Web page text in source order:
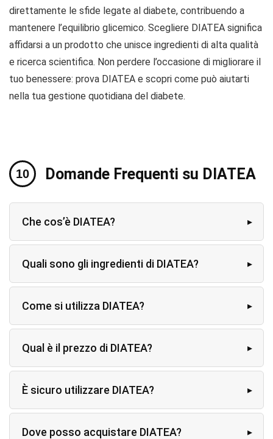
direttamente le sfide legate al diabete, contribuendo a
mantenere l’equilibrio glicemico. Scegliere DIATEA significa
affidarsi a un prodotto che unisce ingredienti di alta qualità
e ricerca scientifica. Non perdere l’occasione di migliorare il
tuo benessere: prova DIATEA e scopri come può aiutarti
nella tua gestione quotidiana del diabete.
Domande Frequenti su DIATEA
Che cos’è DIATEA?
Quali sono gli ingredienti di DIATEA?
Come si utilizza DIATEA?
Qual è il prezzo di DIATEA?
È sicuro utilizzare DIATEA?
Dove posso acquistare DIATEA?